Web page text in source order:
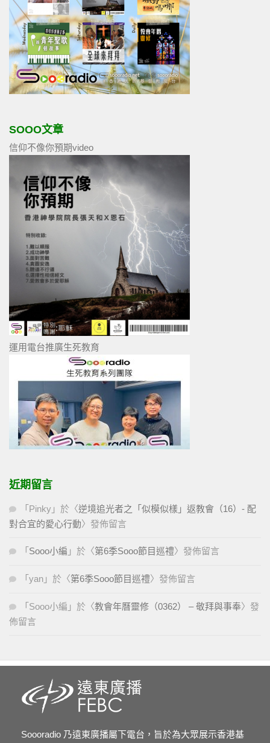
SOOO文章
信仰不像你預期video
運用電台推廣生死教育
近期留言
「 Pinky 」於〈逆境追光者之「似模似樣」返教會（16）- 配
對合宜的愛心行動〉發佈留言
「 Sooo小編 」於〈第6季Sooo節目巡禮〉發佈留言
「 yan 」於〈第6季Sooo節目巡禮〉發佈留言
「 Sooo小編 」於〈教會年曆靈修（0362） – 敬拜與事奉〉發
佈留言
Soooradio 乃遠東廣播屬下電台，旨於為大眾展示香港基